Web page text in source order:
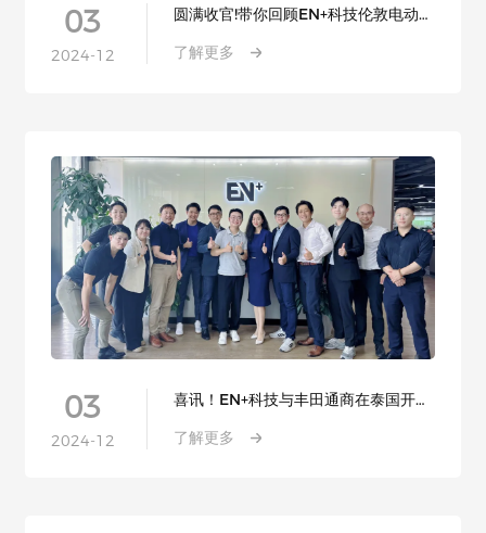
圆满收官!带你回顾EN+科技伦敦电动车
了解更多
03
2024-12
喜讯！EN+科技与丰田通商在泰国开展
了解更多
03
2024-12